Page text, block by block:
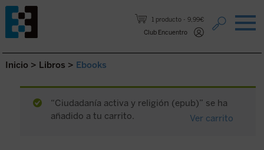
1 producto
9,99€
Club Encuentro
Saltar al contenido.
Inicio > Libros > Ebooks
“Ciudadanía activa y religión (epub)” se ha
añadido a tu carrito.
Ver carrito